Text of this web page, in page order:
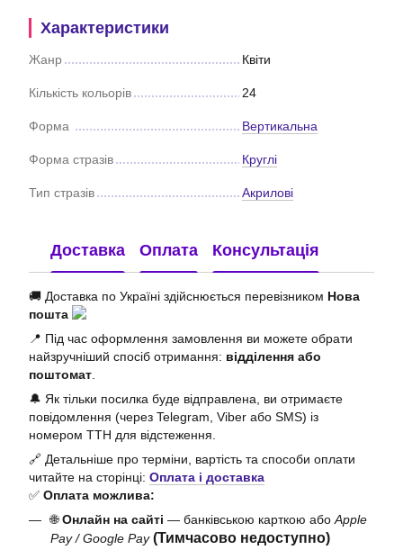
Характеристики
Жанр Квіти
Кількість кольорів 24
Форма Вертикальна
Форма стразів Круглі
Тип стразів Акрилові
Доставка Оплата Консультація
🚚 Доставка по Україні здійснюється перевізником Нова
пошта
📍 Під час оформлення замовлення ви можете обрати
найзручніший спосіб отримання: відділення або
поштомат
🔔 Як тільки посилка буде відправлена, ви отримаєте
повідомлення (через Telegram, Viber або SMS) із
номером ТТН для відстеження.
🔗 Детальніше про терміни, вартість та способи оплати
читайте на сторінці: Оплата і доставка
✅ Оплата можлива:
🌐Онлайн на сайті — банківською карткою або Apple
Pay / Google Pay (Тимчасово недоступно)